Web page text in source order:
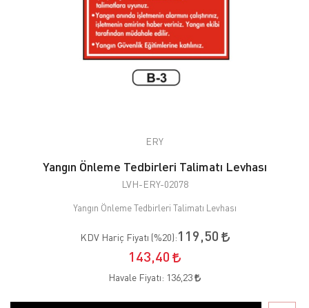
ERY
Yangın Önleme Tedbirleri Talimatı Levhası
LVH-ERY-02078
Yangın Önleme Tedbirleri Talimatı Levhası
KDV Hariç Fiyatı (%20):119,50
143,40
Havale Fiyatı: 136,23